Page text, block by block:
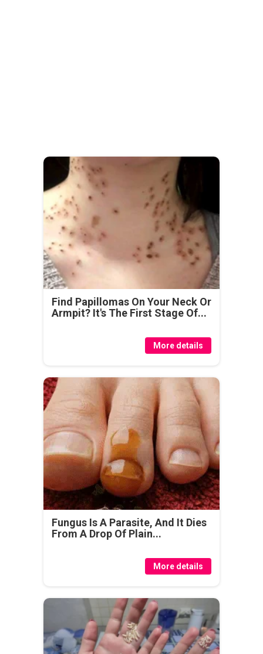
Find Papillomas On Your Neck Or
Armpit? It's The First Stage Of...
More details
Fungus Is A Parasite, And It Dies
From A Drop Of Plain...
More details